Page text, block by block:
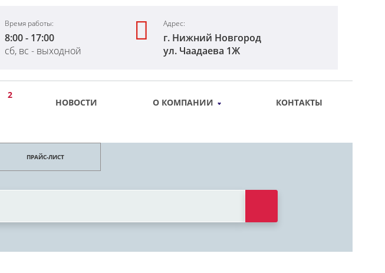
Время работы:
8:00 - 17:00
сб, вс - выходной
Адрес:
г. Нижний Новгород
ул. Чаадаева 1Ж
2
НОВОСТИ О КОМПАНИИ
КОНТАКТЫ
ПРАЙС-ЛИСТ